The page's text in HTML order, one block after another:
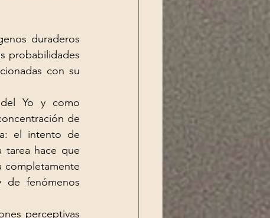
duraderos
probabilidades
con su
Yo y como
de
el intento de
tarea hace que
completamente
fenómenos
perceptivas